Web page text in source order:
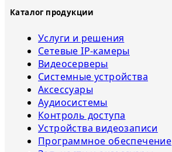
Каталог продукции
Услуги и решения
Сетевые IP-камеры
Видеосерверы
Системные устройства
Аксессуары
Аудиосистемы
Контроль доступа
Устройства видеозаписи
Программное обеспечение